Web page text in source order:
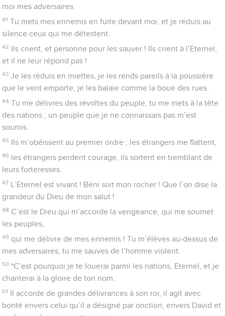
mes adversaires, tu me sauves de l’homme violent.
50
*C’est pourquoi je te louerai parmi les nations, Eternel, et je
chanterai à la gloire de ton nom.
51 Il accorde de grandes délivrances à son roi, il agit avec
bonté envers celui qu’il a désigné par onction, envers David et
sa descendance, pour toujours.
Prière pour le roi
1 Au chef de chœur. Psaume de David.
2 Le ciel raconte la gloire de Dieu et l’étendue révèle l’œuvre
de ses mains.
3 Le jour en instruit un autre jour, la nuit en donne
connaissance à une autre nuit.
4 Ce n’est pas un langage, ce ne sont pas des paroles, on
n’entend pas leur son.
5 Cependant, *leur voix parcourt toute la terre, leurs discours
vont jusqu’aux extrémités du monde où il a dressé une tente
pour le soleil.
6 Et le soleil, pareil à un époux qui sort de sa chambre,
s’élance dans la course avec la joie d’un héros ;